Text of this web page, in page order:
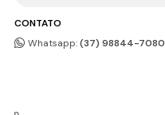
CONTATO
Whatsapp:(37) 98844-7080